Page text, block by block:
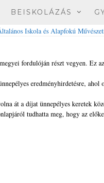
BEISKOLÁZÁS
fordulóján részt vegyen. Ez
eredményhirdetésre, ahol
át a díjat ünnepélyes keretek
tudhatta meg, hogy az